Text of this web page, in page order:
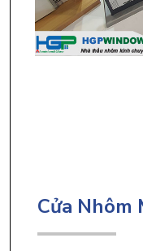
Cửa Nhôm